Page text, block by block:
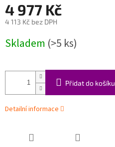
4 977 Kč
4 113 Kč bez DPH
cena:
Skladem (>5 ks)
Přidat do košíku
Detailní informace